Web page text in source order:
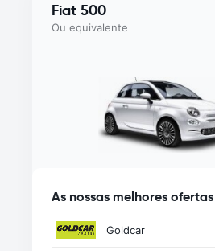
Fiat 500
Ou equivalente
As nossas melhores ofertas
Goldcar